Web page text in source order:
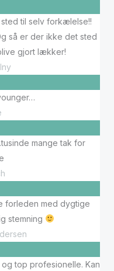
til selv forkælelse!!
så er der ikke det sted
gjort lækker!
mange tak for
forleden med dygtige
stemning
top profesionelle. Kan